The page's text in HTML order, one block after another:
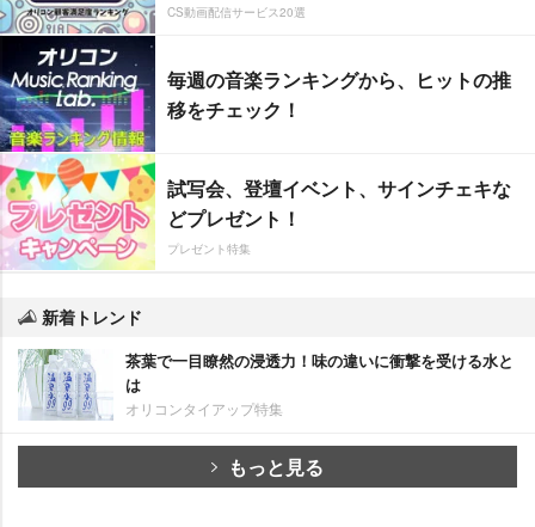
CS動画配信サービス20選
毎週の音楽ランキングから、ヒットの推
移をチェック！
試写会、登壇イベント、サインチェキな
どプレゼント！
プレゼント特集
新着トレンド
茶葉で一目瞭然の浸透力！味の違いに衝撃を受ける水と
は
オリコンタイアップ特集
もっと見る